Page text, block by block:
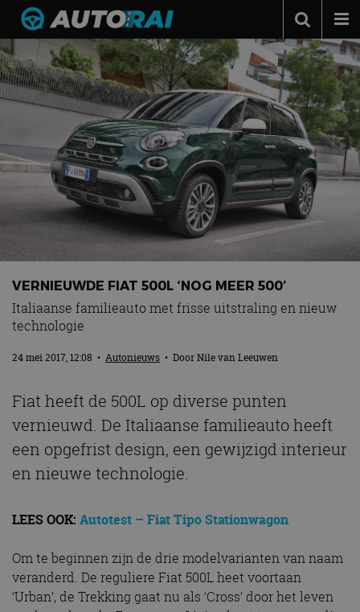
Autonieuws
Podcast
Autotests
Automerken
Adverteren
Contact
MotorRAI.nl
VERNIEUWDE FIAT 500L ‘NOG MEER 500’
Italiaanse familieauto met frisse uitstraling en nieuw
technologie
24 mei 2017, 12:08 • Autonieuws • DoorNile van Leeuwen
Fiat heeft de 500L op diverse punten
vernieuwd. De Italiaanse familieauto heeft
een opgefrist design, een gewijzigd interieur
en nieuwe technologie.
LEES OOK: Autotest – Fiat Tipo Stationwagon
Om te beginnen zijn de drie modelvarianten van naam
veranderd. De reguliere Fiat 500L heet voortaan
‘Urban’, de Trekking gaat nu als ‘Cross’ door het leven